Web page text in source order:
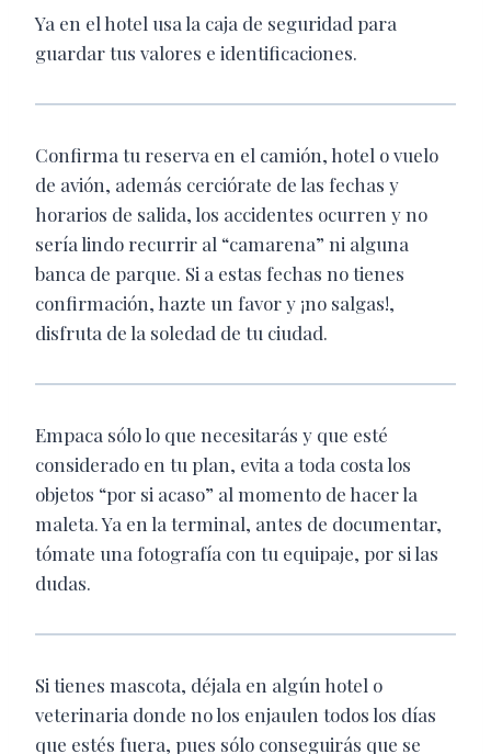
Ya en el hotel usa la caja de seguridad para
guardar tus valores e identificaciones.
Confirma tu reserva en el camión, hotel o vuelo
de avión, además cerciórate de las fechas y
horarios de salida, los accidentes ocurren y no
sería lindo recurrir al “camarena” ni alguna
banca de parque. Si a estas fechas no tienes
confirmación, hazte un favor y ¡no salgas!,
disfruta de la soledad de tu ciudad.
Empaca sólo lo que necesitarás y que esté
considerado en tu plan, evita a toda costa los
objetos “por si acaso” al momento de hacer la
maleta. Ya en la terminal, antes de documentar,
tómate una fotografía con tu equipaje, por si las
dudas.
Si tienes mascota, déjala en algún hotel o
veterinaria donde no los enjaulen todos los días
que estés fuera, pues sólo conseguirás que se